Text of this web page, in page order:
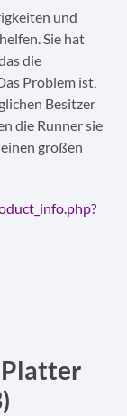
und
Sie hat
die
Problem ist,
Besitzer
die Runner sie
großen
Platter